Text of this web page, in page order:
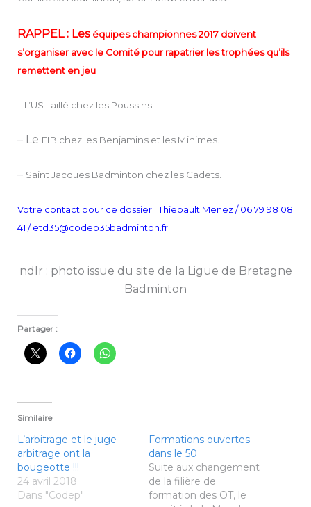
RAPPEL : Les équipes championnes 2017 doivent
s’organiser avec le Comité pour rapatrier les trophées qu’ils
remettent en jeu
– L’US Laillé chez les Poussins.
– Le FIB chez les Benjamins et les Minimes.
– Saint Jacques Badminton chez les Cadets.
Votre contact pour ce dossier : Thiebault Menez / 06 79 98 08
41 / etd35@codep35badminton.fr
ndlr : photo issue du site de la Ligue de Bretagne
Badminton
Partager :
Similaire
L’arbitrage et le juge-
arbitrage ont la
bougeotte !!!
24 avril 2018
Dans "Codep"
Formations ouvertes
dans le 50
Suite aux changement
de la filière de
formation des OT, le